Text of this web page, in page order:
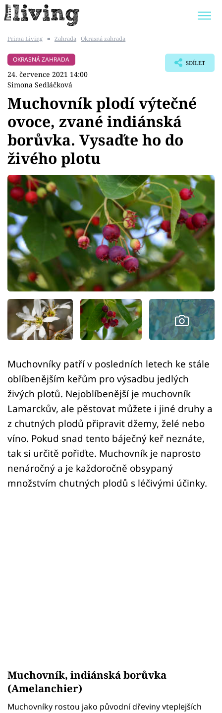
BYDLENÍ SLAVNÝCH
Témata
Bydlení
Zahrada
Design
Sledujte prima+
Přihlášení
Sledujte nás
Prima Living ■ Zahrada Okrasná zahrada
OKRASNÁ ZAHRADA
24. července 2021 14:00
Simona Sedláčková
SDÍLET
Muchovník plodí výtečné
ovoce, zvané indiánská
borůvka. Vysaďte ho do
živého plotu
Muchovníky patří v posledních letech ke stále
oblíbenějším keřům pro výsadbu jedlých
živých plotů. Nejoblíbenější je muchovník
Lamarckův, ale pěstovat můžete i jiné druhy a
z chutných plodů připravit džemy, želé nebo
víno. Pokud snad tento báječný keř neznáte,
tak si určitě pořiďte. Muchovník je naprosto
nenáročný a je každoročně obsypaný
množstvím chutných plodů s léčivými účinky.
Muchovník, indiánská borůvka
(Amelanchier)
Muchovníky rostou jako původní dřeviny vteplejších